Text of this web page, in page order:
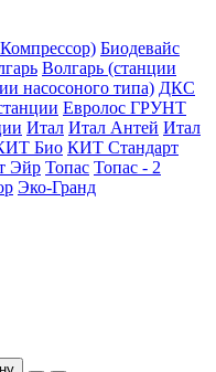
Биодевайс
Волгарь (станции
насосоного типа) ДКС
Евролос ГРУНТ
Итал Итал Антей Итал
Био КИТ Стандарт
Эйр Топас Топас - 2
Эко-Гранд